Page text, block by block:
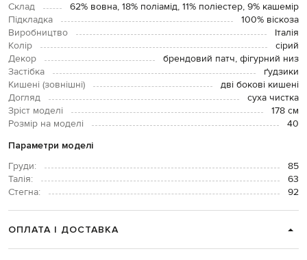
Склад
62% вовна, 18% поліамід, 11% поліестер, 9% кашемір
Підкладка
100% віскоза
Виробництво
Італія
Колір
сірий
Декор
брендовий патч, фігурний низ
Застібка
ґудзики
Кишені (зовнішні)
дві бокові кишені
Догляд
суха чистка
Зріст моделі
178 см
Розмір на моделі
40
Параметри моделі
Груди:
85
Талія:
63
Стегна:
92
ОПЛАТА І ДОСТАВКА